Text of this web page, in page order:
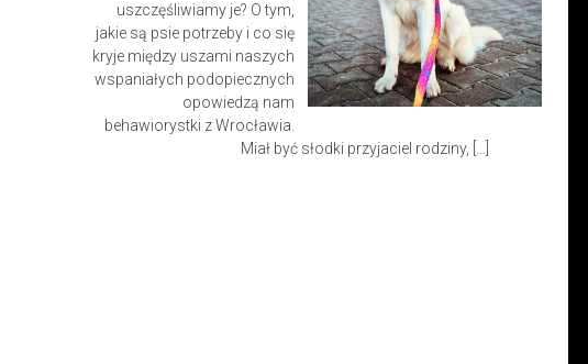
uszczęśliwiamy je? O tym,
jakie są psie potrzeby i co się
kryje między uszami naszych
wspaniałych podopiecznych
opowiedzą nam
behawiorystki z Wrocławia.
Miał być słodki przyjaciel rodziny, […]